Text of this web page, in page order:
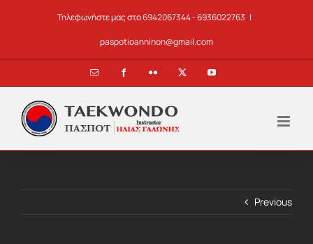
Τηλεφωνήστε μας στο 6942067344 - 6936022763 |
paspotioanninon@gmail.com
Email FacebookFlickr YouTube
Previous